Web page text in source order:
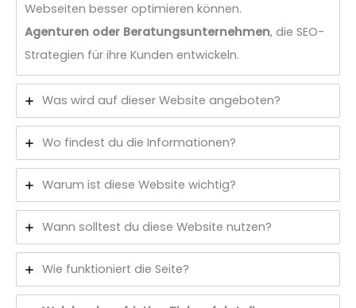
Webseiten besser optimieren können.
Agenturen oder Beratungsunternehmen, die SEO-
Strategien für ihre Kunden entwickeln.
Was wird auf dieser Website angeboten?
Wo findest du die Informationen?
Warum ist diese Website wichtig?
Wann solltest du diese Website nutzen?
Wie funktioniert die Seite?